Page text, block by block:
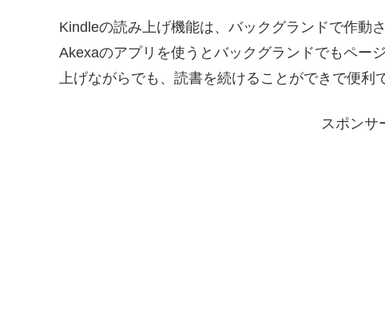
Kindleの読み上げ機能は、バックグランドで作動
Akexaのアプリを使うとバックグランドでもペー
上げながらでも、読書を続けることができで便利
スポンサ